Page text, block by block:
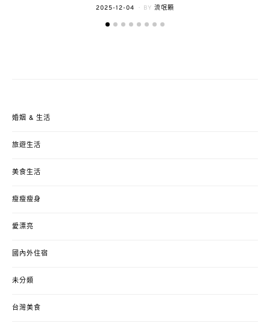
POSTED
2025-12-04 BY 流氓顆
婚姻 & 生活
旅遊生活
美食生活
瘦瘦瘦身
愛漂亮
國內外住宿
未分類
台灣美食